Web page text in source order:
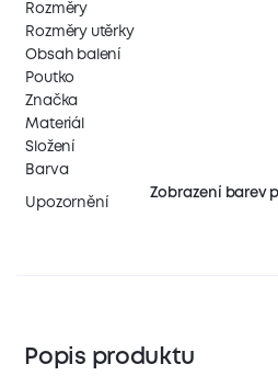
Rozměry
Rozměry utěrky
Obsah balení
Poutko
Značka
Materiál
Složení
Barva
Upozornění
Zobrazení barev
Popis produktu